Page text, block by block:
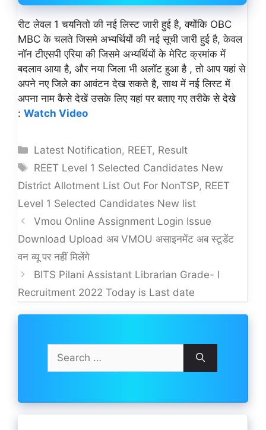
रीट लेवल 1 चयनितो की नई लिस्ट जारी हुई है, क्योंकि OBC
MBC के चलते जिसमे अभ्यर्थियों की नई सूची जारी हुई है, केवल
नॉन टीएसपी एरिया की जिसमे अभ्यर्थियों के मेरिट क्रमांक में
बदलाव आया है, और नया जिला भी अलॉट हुआ है , तो आप यहां से
अपने नए जिले का आवंटन देख सकते है, साथ में नई लिस्ट में
अपना नाम कैसे देखें उसके लिए यहां पर बताए गए तरीके से देखे
: Watch Video
Categories
Latest Notification, REET, Result
Tags
REET Level 1 Selected Candidates New
District Allotment List Out For NonTSP, REET
Level 1 Selected Candidates New list
Vmou Online Assignment Login Issue
Download Upload अब VMOU असाइनमेंट अब स्टूडेंट
वन व्यू पर नहीं मिलेंगे
BITS Pilani Assistant Librarian Grade- I
Recruitment 2022 Today is Last date
for: